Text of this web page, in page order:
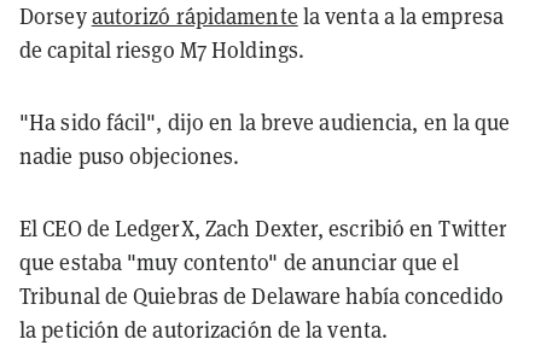
Dorseyautorizó rápidamente la venta a la empresa
de capital riesgo M7 Holdings.
"Ha sido fácil", dijo en la breve audiencia, en la que
nadie puso objeciones.
El CEO de LedgerX, Zach Dexter, escribió en Twitter
que estaba "muy contento" de anunciar que el
Tribunal de Quiebras de Delaware había concedido
la petición de autorización de la venta.